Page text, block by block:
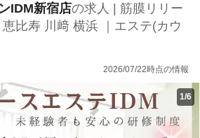
IDM新宿店の求人 | 筋膜リリー
比寿 川﨑 横浜 ｜エステ(カウ
2026/07/22時点の情報
1/6